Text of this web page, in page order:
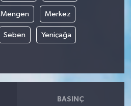
Mengen Merkez
Seben Yeniçağa
BASINÇ